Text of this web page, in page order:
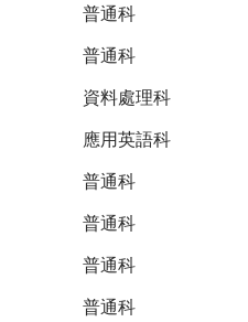
普通科
普通科
資料處理科
應用英語科
普通科
普通科
普通科
普通科